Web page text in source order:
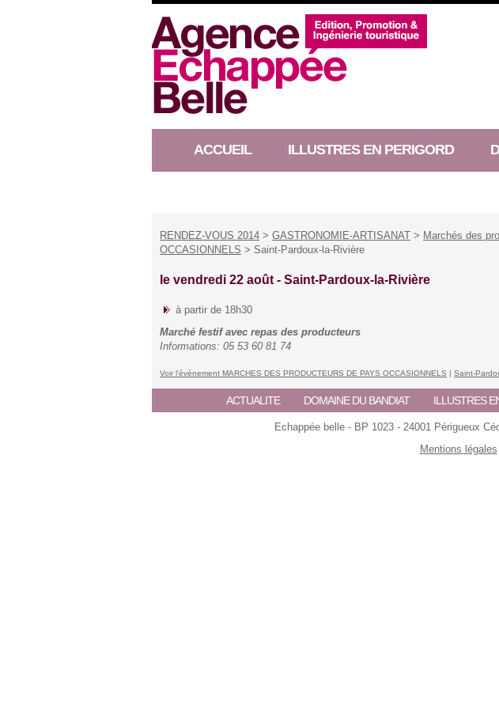
ACCUEIL ILLUSTRES EN PERIGORD
RENDEZ-VOUS 2014 > GASTRONOMIE-ARTISANAT > Marchés des
OCCASIONNELS > Saint-Pardoux-la-Rivière
le vendredi 22 août - Saint-Pardoux-la-Rivière
à partir de 18h30
Marché festif avec repas des producteurs
Informations: 05 53 60 81 74
Voir l'événement MARCHES DES PRODUCTEURS DE PAYS OCCASIONNELS | Saint-
ACTUALITE DOMAINE DU BANDIAT ILLUSTRES
Echappée belle - BP 1023 - 24001 Périgueux
Mentions légales